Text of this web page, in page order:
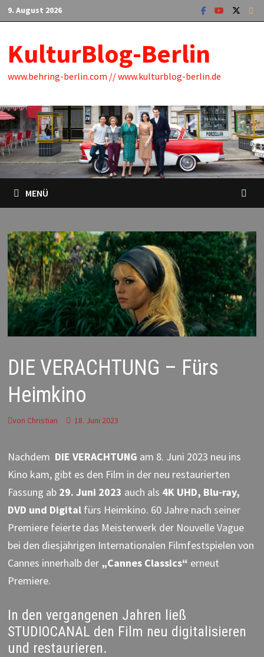
Zum
Inhalt
9. August 2026
KulturBlog-Berlin
www.behring-berlin.com // www.kulturblog-berlin.de
MENÜ
DIE VERACHTUNG – Fürs
Heimkino
von Christian 18. Juni 2023
Nachdem DIE VERACHTUNG am 8. Juni 2023 neu ins
Kino kam, gibt es den Film in der neu restaurierten
Fassung ab 29. Juni 2023 auch als 4K UHD, Blu-ray,
DVD und Digitalfürs Heimkino. 60 Jahre nach seiner
Premiere feierte das Meisterwerk der Nouvelle Vague
bei den diesjährigen Internationalen Filmfestspielen von
Cannes innerhalb der „Cannes Classics“ erneut
Premiere.
In den vergangenen Jahren ließ
STUDIOCANAL den Film neu digitalisieren
und restaurieren.